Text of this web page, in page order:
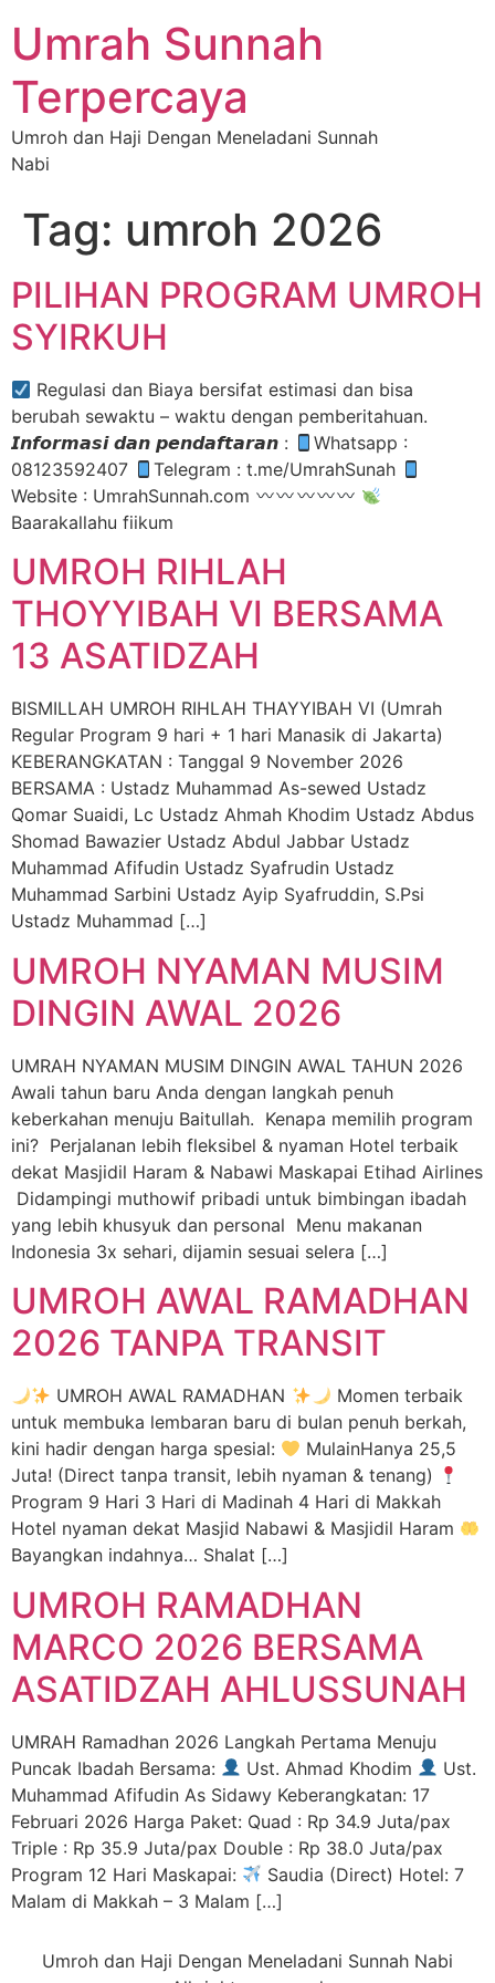
Umrah Sunnah
Terpercaya
Umroh dan Haji Dengan Meneladani Sunnah
Nabi
Tag: umroh 2026
PILIHAN PROGRAM UMROH
SYIRKUH
Regulasi dan Biaya bersifat estimasi dan bisa
berubah sewaktu – waktu dengan pemberitahuan.
𝙄𝙣𝙛𝙤𝙧𝙢𝙖𝙨𝙞 𝙙𝙖𝙣 𝙥𝙚𝙣𝙙𝙖𝙛𝙩𝙖𝙧𝙖𝙣 :
Whatsapp :
08123592407
Telegram : t.me/UmrahSunah
Website : UmrahSunnah.com
Baarakallahu fiikum
UMROH RIHLAH
THOYYIBAH VI BERSAMA
13 ASATIDZAH
BISMILLAH UMROH RIHLAH THAYYIBAH VI (Umrah
Regular Program 9 hari + 1 hari Manasik di Jakarta)
KEBERANGKATAN : Tanggal 9 November 2026
BERSAMA : Ustadz Muhammad As-sewed Ustadz
Qomar Suaidi, Lc Ustadz Ahmah Khodim Ustadz Abdus
Shomad Bawazier Ustadz Abdul Jabbar Ustadz
Muhammad Afifudin Ustadz Syafrudin Ustadz
Muhammad Sarbini Ustadz Ayip Syafruddin, S.Psi
Ustadz Muhammad […]
UMROH NYAMAN MUSIM
DINGIN AWAL 2026
UMRAH NYAMAN MUSIM DINGIN AWAL TAHUN 2026
Awali tahun baru Anda dengan langkah penuh
keberkahan menuju Baitullah. Kenapa memilih program
ini? Perjalanan lebih fleksibel & nyaman Hotel terbaik
dekat Masjidil Haram & Nabawi Maskapai Etihad Airlines
Didampingi muthowif pribadi untuk bimbingan ibadah
yang lebih khusyuk dan personal Menu makanan
Indonesia 3x sehari, dijamin sesuai selera […]
UMROH AWAL RAMADHAN
2026 TANPA TRANSIT
UMROH AWAL RAMADHAN
Momen terbaik
untuk membuka lembaran baru di bulan penuh berkah,
kini hadir dengan harga spesial:
MulainHanya 25,5
Juta! (Direct tanpa transit, lebih nyaman & tenang)
Program 9 Hari 3 Hari di Madinah 4 Hari di Makkah
Hotel nyaman dekat Masjid Nabawi & Masjidil Haram
Bayangkan indahnya… Shalat […]
UMROH RAMADHAN
MARCO 2026 BERSAMA
ASATIDZAH AHLUSSUNAH
UMRAH Ramadhan 2026 Langkah Pertama Menuju
Puncak Ibadah Bersama:
Ust. Ahmad Khodim
Ust.
Muhammad Afifudin As Sidawy Keberangkatan: 17
Februari 2026 Harga Paket: Quad : Rp 34.9 Juta/pax
Triple : Rp 35.9 Juta/pax Double : Rp 38.0 Juta/pax
Program 12 Hari Maskapai:
Saudia (Direct) Hotel: 7
Malam di Makkah – 3 Malam […]
Umroh dan Haji Dengan Meneladani Sunnah Nabi